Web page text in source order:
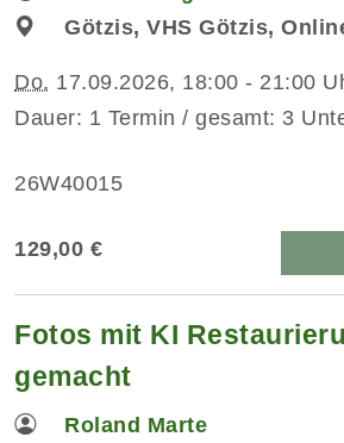
Götzis, VHS Götzis,
Do. 17.09.2026, 18:00 - 21:00
Dauer: 1 Termin / gesamt: 3
26W40015
129,00 €
Fotos mit KI
gemacht
Roland Marte